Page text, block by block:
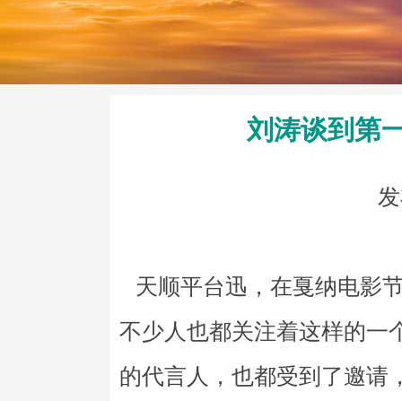
刘涛谈到第
天顺平台迅，在戛纳电影
不少人也都关注着这样的一
的代言人，也都受到了邀请